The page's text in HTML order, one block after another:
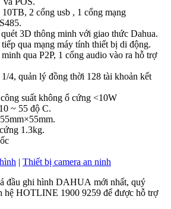
2 cổng usb , 1 cổng mạng
3D thông minh với giao thức Dahua.
qua mạng máy tính thiết bị di động.
qua P2P, 1 cổng audio vào ra hỗ trợ
4, quản lý đồng thời 128 tài khoản kết
suất không ổ cứng <10W
~ 55 độ C.
1.3kg.
| Thiết bị camera an ninh
đầu ghi hình DAHUA mới nhất, quý
hệ HOTLINE 1900 9259 để được hỗ trợ